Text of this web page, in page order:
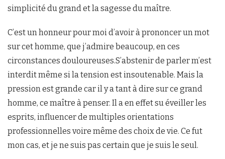
simplicité du grand et la sagesse du maître.
C’est un honneur pour moi d’avoir à prononcer un mot
sur cet homme, que j’admire beaucoup, en ces
circonstances douloureuses.S’abstenir de parler m’est
interdit même si la tension est insoutenable. Mais la
pression est grande car il y a tant à dire sur ce grand
homme, ce maître à penser. Il a en effet su éveiller les
esprits, influencer de multiples orientations
professionnelles voire même des choix de vie. Ce fut
mon cas, et je ne suis pas certain que je suis le seul.